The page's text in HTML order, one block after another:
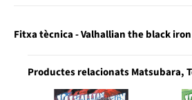
Fitxa tècnica - Valhallian the black
Productes relacionats Matsubara,